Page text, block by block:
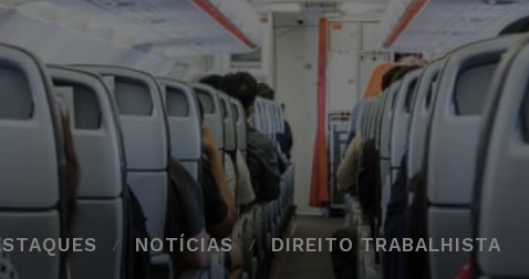
NOTÍCIAS DIREITO TRABALHISTA